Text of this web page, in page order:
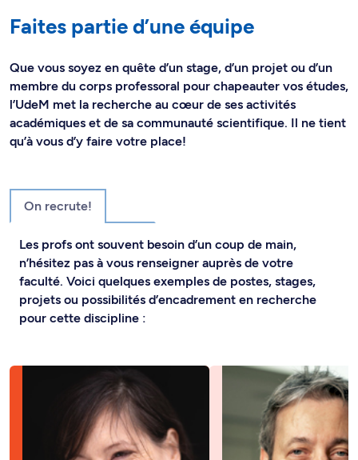
Faites partie d’une équipe
Que vous soyez en quête d’un stage, d’un projet ou d’un
membre du corps professoral pour chapeauter vos études,
l’UdeM met la recherche au cœur de ses activités
académiques et de sa communauté scientifique. Il ne tient
qu’à vous d’y faire votre place!
On recrute!
Les profs ont souvent besoin d’un coup de main,
n’hésitez pas à vous renseigner auprès de votre
faculté. Voici quelques exemples de postes, stages,
projets ou possibilités d’encadrement en recherche
pour cette discipline :